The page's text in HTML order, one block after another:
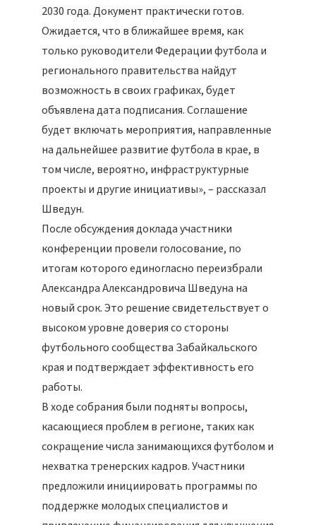
2030 года. Документ практически готов.
Ожидается, что в ближайшее время, как
только руководители Федерации футбола и
регионального правительства найдут
возможность в своих графиках, будет
объявлена дата подписания. Соглашение
будет включать мероприятия, направленные
на дальнейшее развитие футбола в крае, в
том числе, вероятно, инфраструктурные
проекты и другие инициативы», – рассказал
Шведун.
После обсуждения доклада участники
конференции провели голосование, по
итогам которого единогласно переизбрали
Александра Александровича Шведуна на
новый срок. Это решение свидетельствует о
высоком уровне доверия со стороны
футбольного сообщества Забайкальского
края и подтверждает эффективность его
работы.
В ходе собрания были подняты вопросы,
касающиеся проблем в регионе, таких как
сокращение числа занимающихся футболом и
нехватка тренерских кадров. Участники
предложили инициировать программы по
поддержке молодых специалистов и